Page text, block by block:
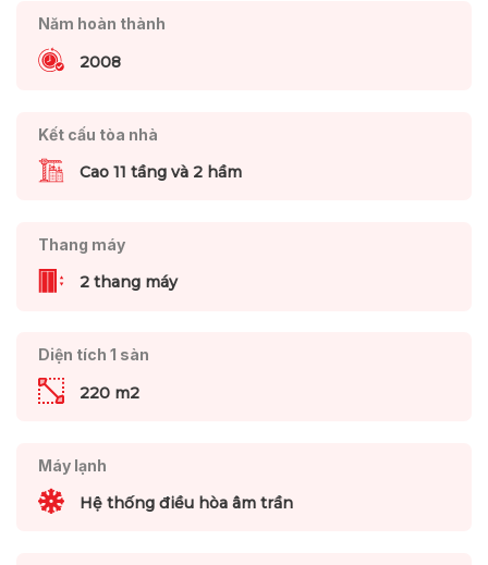
Năm hoàn thành
2008
Kết cấu tòa nhà
Cao 11 tầng và 2 hầm
Thang máy
2 thang máy
Diện tích 1 sàn
220 m2
Máy lạnh
Hệ thống điều hòa âm trần